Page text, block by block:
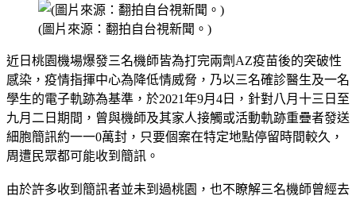
(圖片來源：翻拍自台視新聞。)
近日桃園機場爆發三名機師皆為打完兩劑AZ疫苗後的突破性
感染，疫情指揮中心為降低情威脅，乃以三名確診醫生及一名
學生的電子軌跡為基準，於2021年9月4日，針對八月十三日至
九月二日期間，曾與機師及其家人接觸或活動軌跡重疊者發送
細胞簡訊約一一0萬封，只要個案在特定地點停留時間較久，
周遭民眾都可能收到簡訊。
由於許多收到簡訊者並未到過桃園，也不瞭解三名機師曾經去